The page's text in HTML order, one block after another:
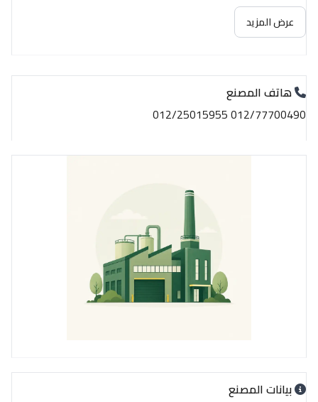
عرض المزيد
هاتف المصنع
012/77700490 012/25015955
بيانات المصنع